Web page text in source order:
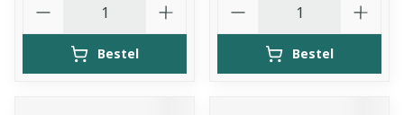
Bestel Bestel